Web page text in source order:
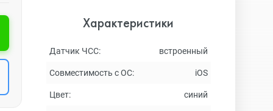
Характеристики
Датчик ЧСС: встроенный
Совместимость с ОС: iOS
Цвет: синий